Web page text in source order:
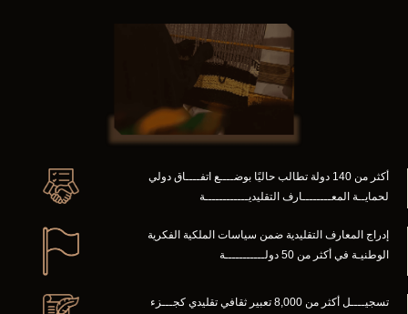
أكثر من 140 دولة تطالب حاليًا بوضــــع اتفــــاق دولي
لحمايــة المعــــــــارف التقليديــــــــــــة
إدراج المعارف التقليدية ضمن سياسات الملكية الفكرية
الوطنيـة في أكثر من 50 دولـــــــــــة
تسجيــــل أكثر من 8,000 تعبير ثقافي تقليدي كجـــزء